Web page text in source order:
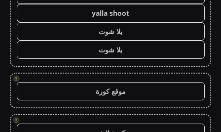
yalla shoot
يلا شوت
يلا شوت
!
موقع كورة
!